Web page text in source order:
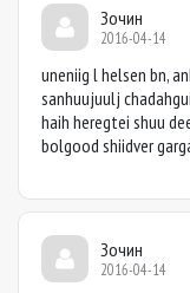
Зочин
2016-04-14
uneniig l helsen bn,
sanhuujuulj
haih heregtei shuu
bolgood shiidver
Зочин
2016-04-14